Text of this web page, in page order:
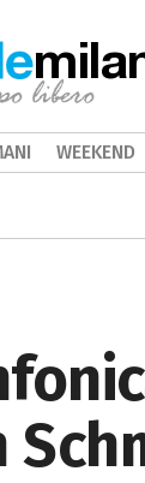
WEEKEND